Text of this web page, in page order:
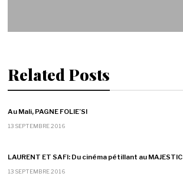
Related Posts
Au Mali, PAGNE FOLIE’S!
13 SEPTEMBRE 2016
LAURENT ET SAFI: Du cinéma pétillant au MAJESTIC
13 SEPTEMBRE 2016